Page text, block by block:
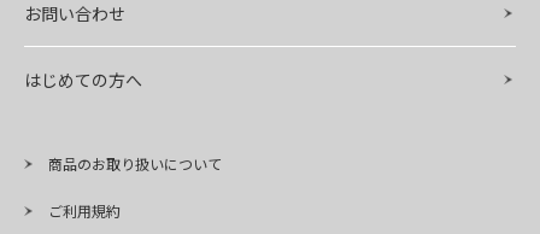
お問い合わせ
はじめての方へ
商品のお取り扱いについて
ご利用規約